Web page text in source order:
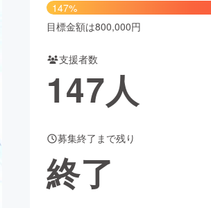
147%
目標金額は800,000円
支援者数
147人
募集終了まで残り
終了